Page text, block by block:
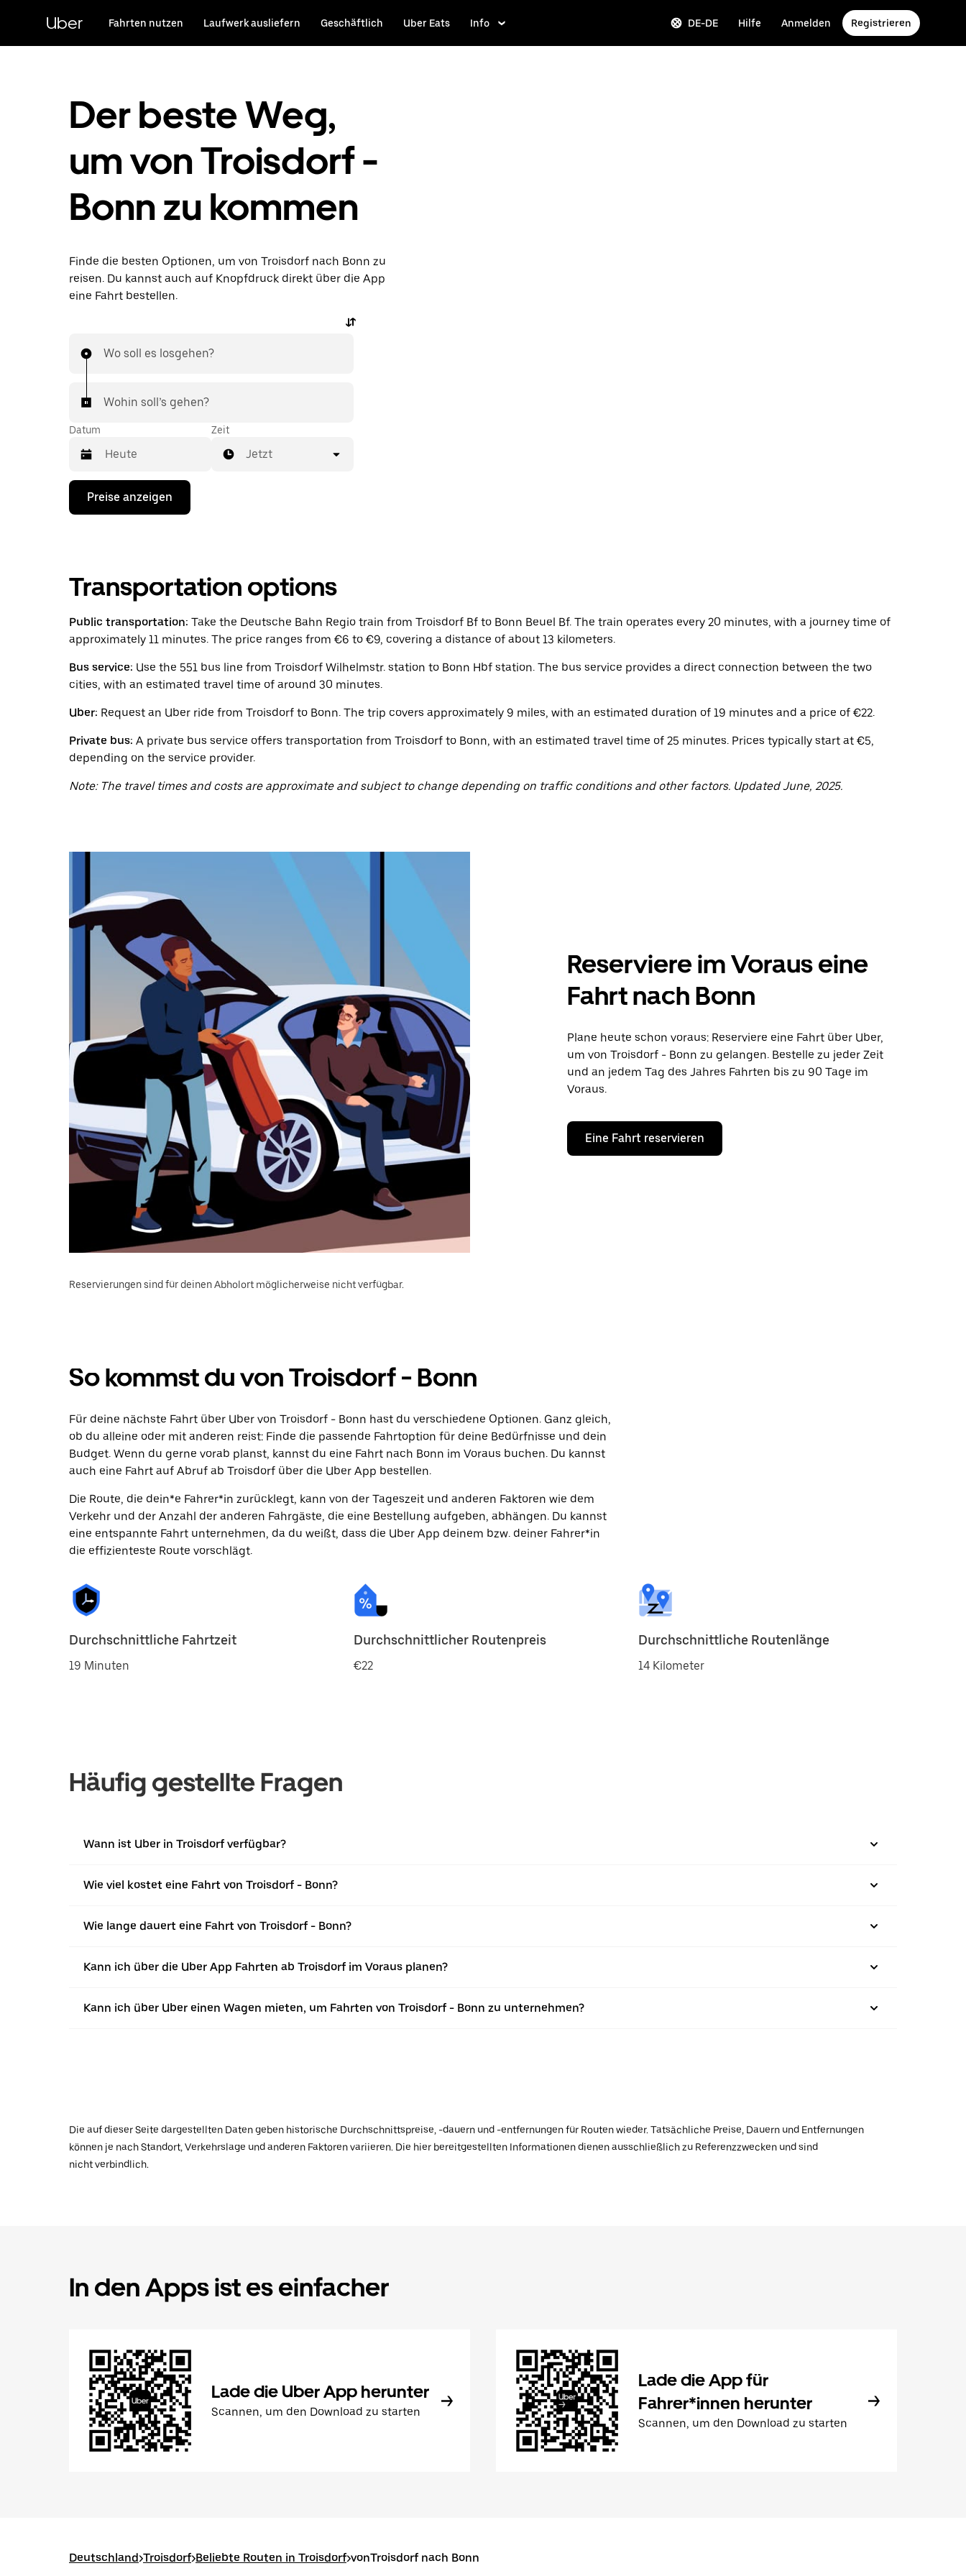
HauptinhaltUber Fahrten nutzen Laufwerk ausliefern Geschäftlich Uber Eats Info DE-DE Hilfe Anmelden Registrieren
Der beste Weg,
um von Troisdorf -
Bonn zu kommen
Finde die besten Optionen, um von Troisdorf nach Bonn zu
reisen. Du kannst auch auf Knopfdruck direkt über die App
eine Fahrt bestellen.
Wo soll es losgehen?
Wohin soll’s gehen?
Datum
Drücke
Nach-
dem
Kalender
interagieren
ein
auszuwählen.
Drücke
Escape-
um
den
Kalender
schließen.
Zeit
Jetzt
Preise anzeigen
Transportation options
Public transportation: Take the Deutsche Bahn Regio train from Troisdorf Bf to Bonn Beuel Bf. The train operates every 20 minutes, with a journey time of
approximately 11 minutes. The price ranges from €6 to €9, covering a distance of about 13 kilometers.
Bus service: Use the 551 bus line from Troisdorf Wilhelmstr. station to Bonn Hbf station. The bus service provides a direct connection between the two
cities, with an estimated travel time of around 30 minutes.
Uber: Request an Uber ride from Troisdorf to Bonn. The trip covers approximately 9 miles, with an estimated duration of 19 minutes and a price of €22.
Private bus: A private bus service offers transportation from Troisdorf to Bonn, with an estimated travel time of 25 minutes. Prices typically start at €5,
depending on the service provider.
Note: The travel times and costs are approximate and subject to change depending on traffic conditions and other factors. Updated June, 2025.
Reserviere im Voraus eine
Fahrt nach Bonn
Plane heute schon voraus: Reserviere eine Fahrt über Uber,
um von Troisdorf - Bonn zu gelangen. Bestelle zu jeder Zeit
und an jedem Tag des Jahres Fahrten bis zu 90 Tage im
Voraus.
Eine Fahrt reservieren
Reservierungen sind für deinen Abholort möglicherweise nicht verfügbar.
So kommst du von Troisdorf - Bonn
Für deine nächste Fahrt über Uber von Troisdorf - Bonn hast du verschiedene Optionen. Ganz gleich,
ob du alleine oder mit anderen reist: Finde die passende Fahrtoption für deine Bedürfnisse und dein
Budget. Wenn du gerne vorab planst, kannst du eine Fahrt nach Bonn im Voraus buchen. Du kannst
auch eine Fahrt auf Abruf ab Troisdorf über die Uber App bestellen.
Die Route, die dein*e Fahrer*in zurücklegt, kann von der Tageszeit und anderen Faktoren wie dem
Verkehr und der Anzahl der anderen Fahrgäste, die eine Bestellung aufgeben, abhängen. Du kannst
eine entspannte Fahrt unternehmen, da du weißt, dass die Uber App deinem bzw. deiner Fahrer*in
die effizienteste Route vorschlägt.
Durchschnittliche Fahrtzeit
19 Minuten
Durchschnittlicher Routenpreis
€22
Durchschnittliche Routenlänge
14 Kilometer
Häufig gestellte Fragen
Wann ist Uber in Troisdorf verfügbar?
Wie viel kostet eine Fahrt von Troisdorf - Bonn?
Wie lange dauert eine Fahrt von Troisdorf - Bonn?
Kann ich über die Uber App Fahrten ab Troisdorf im Voraus planen?
Kann ich über Uber einen Wagen mieten, um Fahrten von Troisdorf - Bonn zu unternehmen?
Die auf dieser Seite dargestellten Daten geben historische Durchschnittspreise, -dauern und -entfernungen für Routen wieder. Tatsächliche Preise, Dauern und Entfernungen
können je nach Standort, Verkehrslage und anderen Faktoren variieren. Die hier bereitgestellten Informationen dienen ausschließlich zu Referenzzwecken und sind
nicht verbindlich.
In den Apps ist es einfacher
Lade die Uber App herunter
Scannen, um den Download zu starten
Lade die App für
Fahrer*innen herunter
Scannen, um den Download zu starten
Deutschland>Troisdorf>Beliebte Routen in Troisdorf>vonTroisdorf nach Bonn